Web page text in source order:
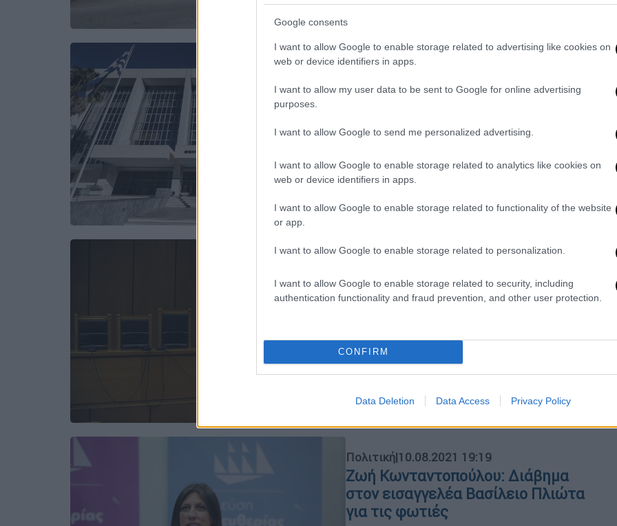
Google consents
I want to allow Google to enable storage related to advertising like cookies on
web or device identifiers in apps.
I want to allow my user data to be sent to Google for online advertising
purposes.
I want to allow Google to send me personalized advertising.
I want to allow Google to enable storage related to analytics like cookies on
web or device identifiers in apps.
I want to allow Google to enable storage related to functionality of the website
or app.
I want to allow Google to enable storage related to personalization.
I want to allow Google to enable storage related to security, including
authentication functionality and fraud prevention, and other user protection.
CONFIRM
Data Deletion Data Access Privacy Policy
Ελλάδα|08.09.2021 18:15
Αρειος Πάγος: Παρέμβαση για τα
πλαστά πιστοποιητικά
Ο ανώτατος εισαγγελικός λειτουργός
Εφετών να αναλάβουν προληπτική
δράση με επιτόπιες παρουσίες των
κέντρα
Άρειος Πάγος: Οδηγίες για να
επισπευθούν δίκες που έμειναν
Ο εισαγγελέας του Αρείου Πάγου
ζητεί από τις κατά τόπους
εισαγγελίες να πάρουν μέτρα, ώστε
να επισπευσθούν οι δίκες
Πολιτική|10.08.2021 19:19
Ζωή Κωνταντοπούλου: Διάβημα
στον εισαγγελέα Βασίλειο Πλιώτα
για τις φωτιές